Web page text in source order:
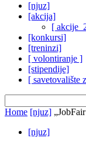
[njuz]
[akcija]
[
[konkursi]
[treninzi]
[ volontiranje ]
[stipendije]
[ savetovalište
Home [njuz]
[njuz]